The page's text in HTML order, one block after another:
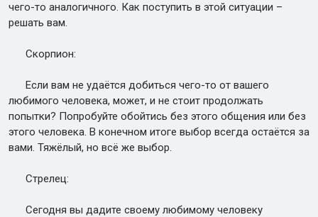
чего-то аналогичного. Как поступить в этой ситуации –
решать вам.
Скорпион:
Если вам не удаётся добиться чего-то от вашего
любимого человека, может, и не стоит продолжать
попытки? Попробуйте обойтись без этого общения или без
этого человека. В конечном итоге выбор всегда остаётся за
вами. Тяжёлый, но всё же выбор.
Стрелец:
Сегодня вы дадите своему любимому человеку